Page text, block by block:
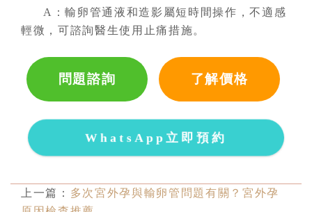
A：輸卵管通液和造影屬短時間操作，不適感
輕微，可諮詢醫生使用止痛措施。
問題諮詢 了解價格
WhatsApp立即預約
上一篇： 多次宮外孕與輸卵管問題有關？宮外孕